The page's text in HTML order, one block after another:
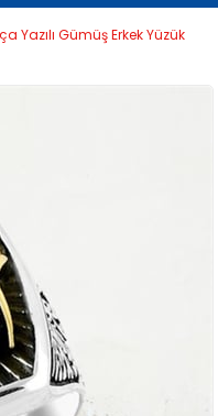
Yazılı Gümüş Erkek Yüzük